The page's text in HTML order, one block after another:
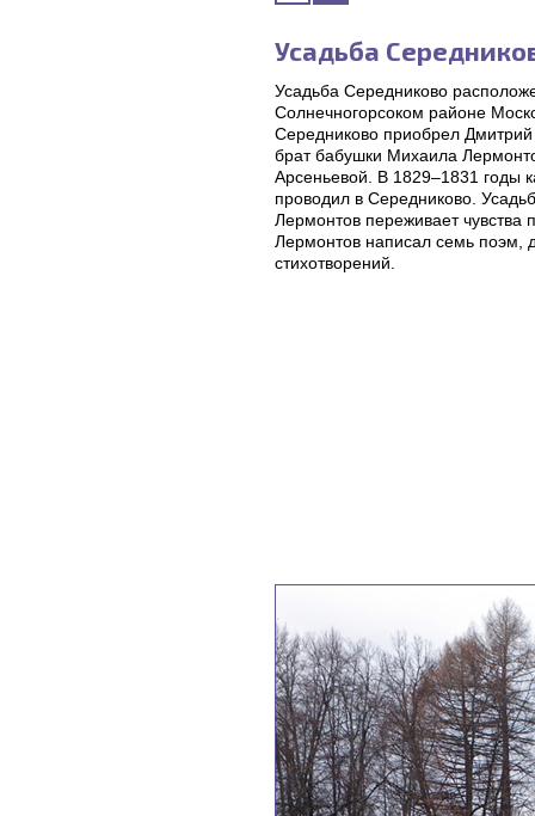
Усадьба
Усадьба Середниково
Солнечногорсоком районе
Середниково приобрел
брат бабушки Михаила
Арсеньевой. В 1829–1831 годы
проводил в Середниково.
Лермонтов переживает
Лермонтов написал семь поэм,
стихотворений.